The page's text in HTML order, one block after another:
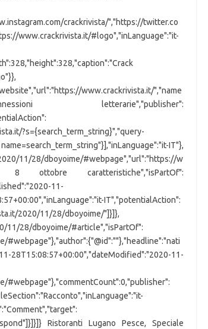
crackrivista/","https://twitter.co
www.crackrivista.it/#logo","inLanguage":"it-
www.crackrivista.it/","name
letterarie","publisher":
?s={search_term_string}","query-
IT"},
11/28/dboyoime/#webpage","url":"https://w
8 ottobre caratteristiche","isPartOf":
11-
IT","potentialAction":
2020/11/28/dboyoime/"]}]},
11/28/dboyoime/#article","isPartOf":
11-
#webpage"},"commentCount":0,"publisher":
Ristoranti Lugano Pesce, Speciale